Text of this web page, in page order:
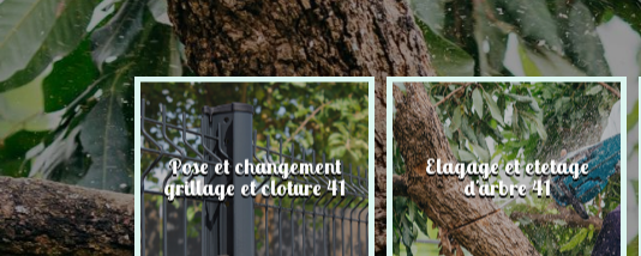
41 Pose et changement
grillage et cloture 41
Elagage et etetage
d'arbre 41